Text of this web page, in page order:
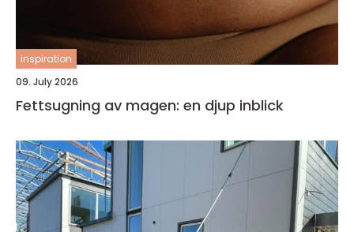
inspiration
09. July 2026
Fettsugning av magen: en djup inblick